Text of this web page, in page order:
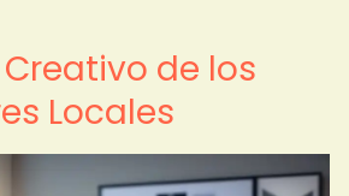
Creativo de los
Locales